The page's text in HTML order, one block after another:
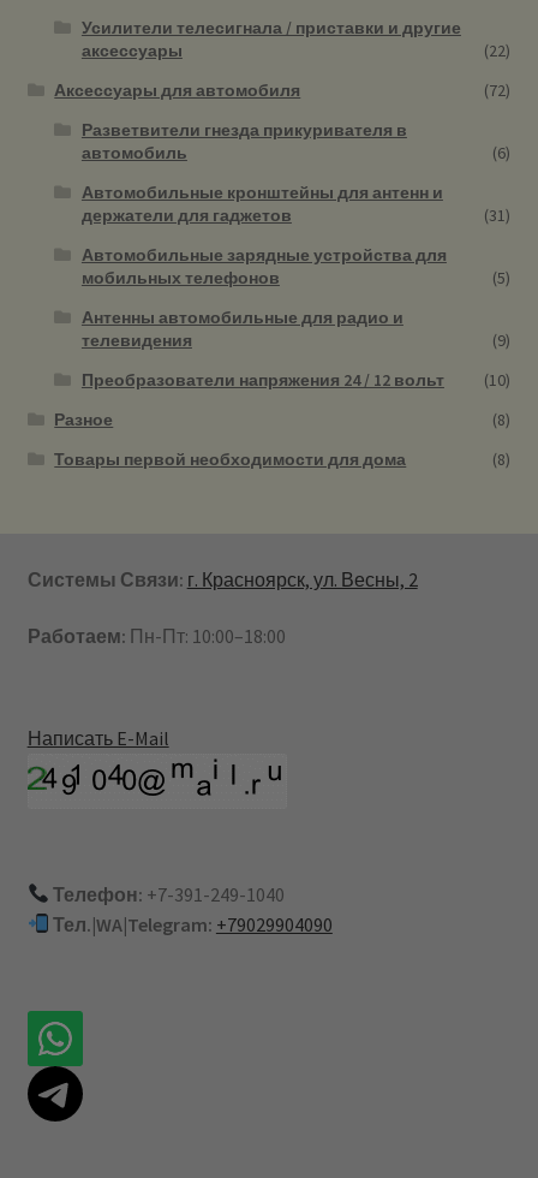
Усилители телесигнала / приставки и другие
аксессуары
(22)
Аксессуары для автомобиля
(72)
Разветвители гнезда прикуривателя в
автомобиль
(6)
Автомобильные кронштейны для антенн и
держатели для гаджетов
(31)
Автомобильные зарядные устройства для
мобильных телефонов
(5)
Антенны автомобильные для радио и
телевидения
(9)
Преобразователи напряжения 24 / 12 вольт
(10)
Разное
(8)
Товары первой необходимости для дома
(8)
Системы Связи: г. Красноярск, ул. Весны, 2
Работаем: Пн-Пт: 10:00–18:00
Написать E-Mail
Телефон: +7-391-249-1040
Тел.|WA|Telegram: +79029904090